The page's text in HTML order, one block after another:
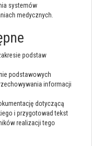
systemów
medycznych.
podstaw
podstawowych
informacji
dotyczącą
i przygotowad tekst
realizacji tego